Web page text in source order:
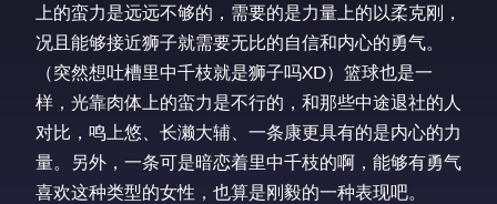
上的蛮力是远远不够的，需要的是力量上的以柔克刚，
况且能够接近狮子就需要无比的自信和内心的勇气。
（突然想吐槽里中千枝就是狮子吗XD）篮球也是一
样，光靠肉体上的蛮力是不行的，和那些中途退社的人
对比，鸣上悠、长濑大辅、一条康更具有的是内心的力
量。另外，一条可是暗恋着里中千枝的啊，能够有勇气
喜欢这种类型的女性，也算是刚毅的一种表现吧。